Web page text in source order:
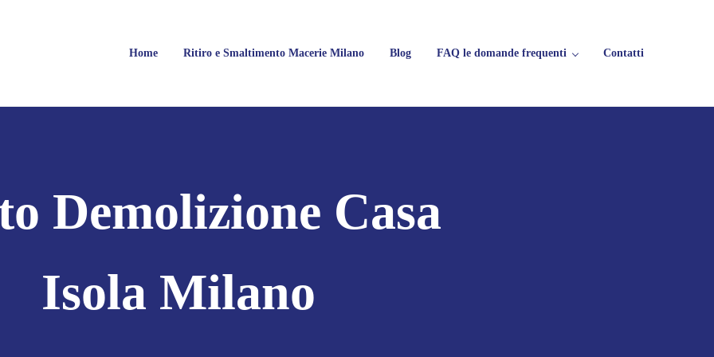
Home Ritiro e Smaltimento Macerie Milano Blog FAQ le domande frequenti Contatti
Demolizione Casa
Isola Milano